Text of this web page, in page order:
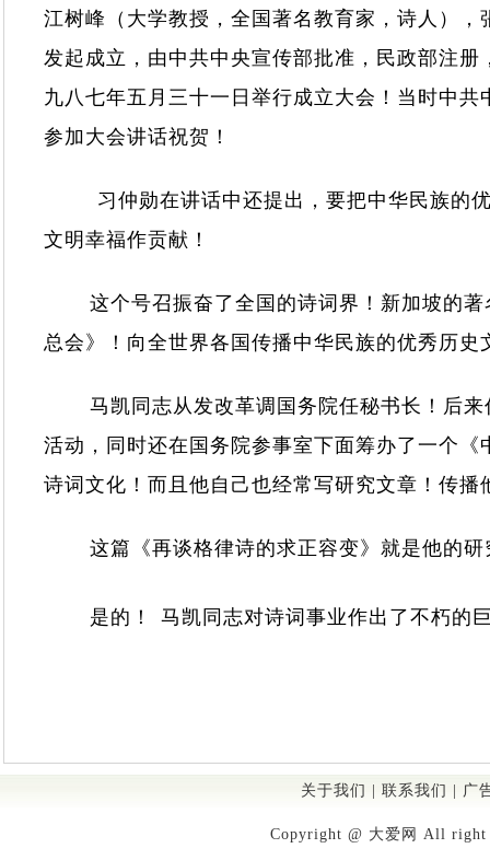
江树峰（大学教授，全国著名教育家，诗人）
发起成立，由中共中央宣传部批准，民政部注
九八七年五月三十一日举行成立大会！当时中
参加大会讲话祝贺！
习仲勋在讲话中还提出，要把中华民族的
文明幸福作贡献！
这个号召振奋了全国的诗词界！新加坡的
总会》！向全世界各国传播中华民族的优秀历
马凯同志从发改革调国务院任秘书长！后
活动，同时还在国务院参事室下面筹办了一个
诗词文化！而且他自己也经常写研究文章！传播
这篇《再谈格律诗的求正容变》就是他的研
是的！ 马凯同志对诗词事业作出了不朽的
关于我们 联系我们 广
Copyright @ 大爱网 All right